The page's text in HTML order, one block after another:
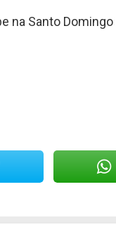
na Santo